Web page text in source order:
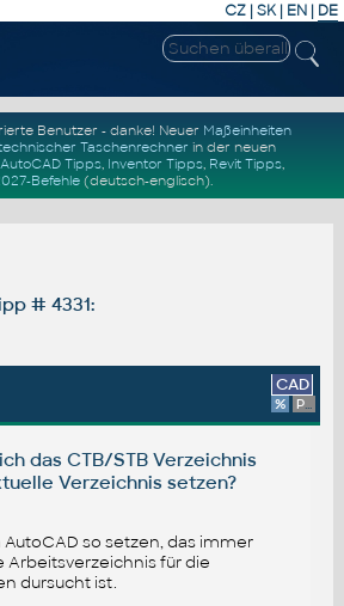
CZ | SK| EN | DE
Benutzer - danke! Neuer Maßeinheiten
Taschenrechner in der neuen
AutoCAD Tipps, Inventor Tipps, Revit Tipps,
Befehle (deutsch-englisch).
# 4331:
CAD
% Platform
das CTB/STB Verzeichnis
Verzeichnis setzen?
so setzen, das immer
Arbeitsverzeichnis für die
dursucht ist.